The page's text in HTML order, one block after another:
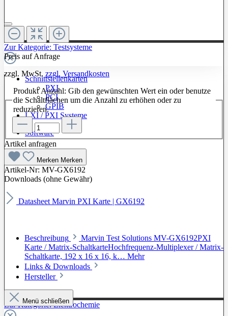
Zur Kategorie: Testsysteme
Schnittstellenkarten
PXI
PCI
GPIB
LXI / PXI Systeme
Software
Zur Kategorie: Elektrochemie
Preis auf Anfrage
zzgl. MwSt. zzgl. Versandkosten
Produkt Anzahl: Gib den gewünschten Wert ein oder benutze
die Schaltflächen um die Anzahl zu erhöhen oder zu
reduzieren.
Artikel anfragen
Merken Merken
Artikel-Nr: MV-GX6192
Downloads (ohne Gewähr)
Datasheet Marvin PXI Karte | GX6192
Beschreibung
Marvin Test Solutions MV-GX6192PXI
Karte / Matrix-SchaltkarteHochfrequenz-Multiplexer / Matrix-
Schaltkarte, 192 x 16 x 16, k… Mehr
Links & Downloads
Hersteller
Menü schließen